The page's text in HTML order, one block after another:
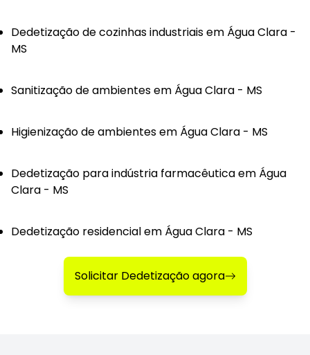
Dedetização de cozinhas industriais em Água Clara -
MS
Sanitização de ambientes em Água Clara - MS
Higienização de ambientes em Água Clara - MS
Dedetização para indústria farmacêutica em Água
Clara - MS
Dedetização residencial em Água Clara - MS
Solicitar Dedetização agora